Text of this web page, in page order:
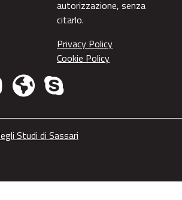
autorizzazione, senza
citarlo.
Privacy Policy
Cookie Policy
Studi di Sassari